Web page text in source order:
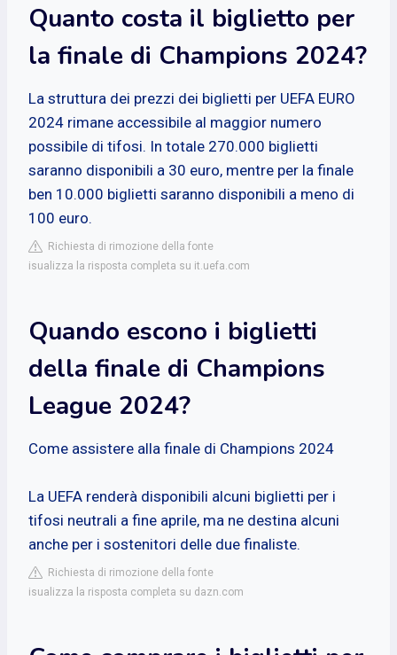
Quanto costa il biglietto per
la finale di Champions 2024?
La struttura dei prezzi dei biglietti per UEFA EURO
2024 rimane accessibile al maggior numero
possibile di tifosi. In totale 270.000 biglietti
saranno disponibili a 30 euro, mentre per la finale
ben 10.000 biglietti saranno disponibili a meno di
100 euro.
Richiesta di rimozione della fonte
isualizza la risposta completa su it.uefa.com
Quando escono i biglietti
della finale di Champions
League 2024?
Come assistere alla finale di Champions 2024
La UEFA renderà disponibili alcuni biglietti per i
tifosi neutrali a fine aprile, ma ne destina alcuni
anche per i sostenitori delle due finaliste.
Richiesta di rimozione della fonte
isualizza la risposta completa su dazn.com